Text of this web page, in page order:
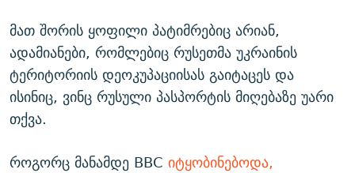
მათ შორის ყოფილი პატიმრებიც არიან,
ადამიანები, რომლებიც რუსეთმა უკრაინის
ტერიტორიის დეოკუპაციისას გაიტაცეს და
ისინიც, ვინც რუსული პასპორტის მიღებაზე უარი
თქვა.
როგორც მანამდე BBC იტყობინებოდა,